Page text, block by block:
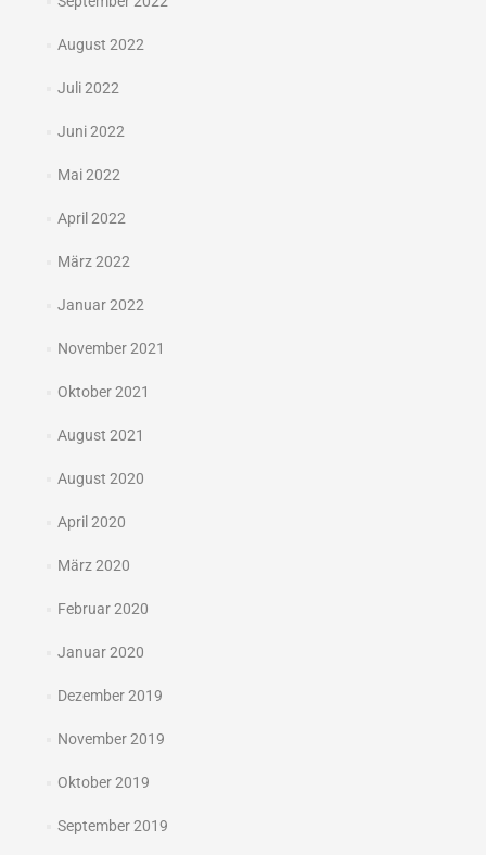
August 2022
Juli 2022
Juni 2022
Mai 2022
April 2022
März 2022
Januar 2022
November 2021
Oktober 2021
August 2021
August 2020
April 2020
März 2020
Februar 2020
Januar 2020
Dezember 2019
November 2019
Oktober 2019
September 2019